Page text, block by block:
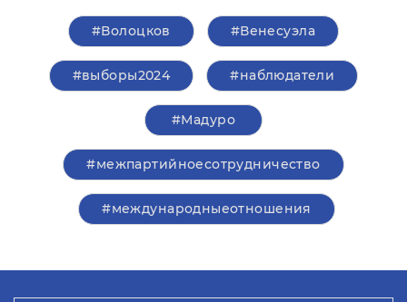
#Волоцков #Венесуэла
#выборы2024 #наблюдатели
#Мадуро
#межпартийноесотрудничество
#международныеотношения